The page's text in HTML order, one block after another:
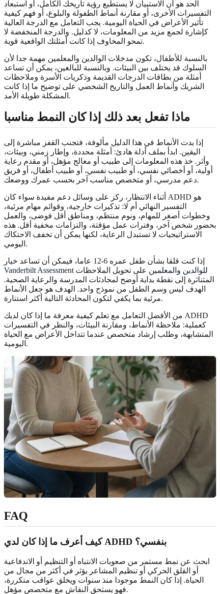
الحد هو أن الاستبيان لا يستطيع رؤية تاريخك الكامل، أو استبعاد
التفسيرات الأخرى، أو مقارنة أنماط الطفولة والبلوغ، أو فهم كيفية
تأثير الأعراض في الحياة اليومية. يجب التعامل مع الدرجة العالية
كإشارة لجمع مزيد من المعلومات، لا كدليل. والدرجة المنخفضة لا
تمحو المخاوف إذا كانت أمثلتك الواقعية قوية.
بالنسبة للأطفال، تكون مدخلات الوالدين والمعلمين مهمة جدا لأن
السلوك قد يختلف بين البيئات. وبالنسبة للبالغين، يمكن أن تساعد
أمثلة من بطاقات الدرجات القديمة وذكريات الأسرة وملاحظات
الشريك وأنماط العمل والتاريخ الشخصي على توضيح ما إذا كانت
المشكلة طويلة الأمد.
ماذا تفعل بعد ذلك إذا كان النمط مناسبا
إذا بدت الأنماط في هذا الدليل مألوفة، فتجنب القفز مباشرة إلى
اليقين. ابدأ بملف أدلة هادئ: أمثلة محددة، وإطار زمني، وبيئات،
وأثر. خذ هذه المعلومات إلى طبيب أو معالج مؤهل، أو مقدم رعاية
أولية، أو أخصائي نفسي، أو طبيب نفسي، أو طبيب أطفال، أو فريق
دعم مدرسي، أو متخصص مناسب آخر بحسب عمرك ووضعك.
أثناء الانتظار، ركز على وسائل دعم مفيدة سواء كان ADHD هو
التفسير النهائي أم لا: تذكيرات خارجية، وقوائم مهام مرئية،
وخطوات أصغر للمهام، ونوم منتظم، ومناطق أقل فوضى، والعمل
بحضور شخص آخر، وفترات عمل مؤقتة، والتزامات مخفية أقل. هذه
الاستراتيجيات لا تستبدل الرعاية، لكنها يمكن أن تخفف الاحتكاك
اليومي.
إذا كنت قلقا بشأن طفل عمره 6-12 عاما، فيمكن أن تساعد
خيار
Vanderbilt Assessment للوالدين والمعلمين على تحويل الملاحظات
المتناثرة إلى نقطة بداية أوضح لمحادثات المدرسة والرعاية الصحية.
الهدف ليس وسم الطفل من نموذج واحد. الهدف هو جعل الأنماط
مرئية بما يكفي لتكون المحادثة التالية أكثر استنارة.
من الأفضل التعامل مع تعلم كيفية معرفة ما إذا كان لديك ADHD
كعملية: ملاحظة الأنماط، ومقارنة البيئات، والنظر في التفسيرات
المتشابهة، وطلب إرشاد متخصص عندما تتداخل الأعراض مع الحياة
اليومية.
FAQ
كيف أعرف ما إذا كان لدي ADHD بنفسي؟
ابحث عن نمط مستمر من صعوبات الانتباه أو التنظيم أو الاندفاعية
أو القلق الحركي أو تنظيم المشاعر يؤثر في أكثر من مجال من
الحياة. إذا كان النمط موجودا منذ سنوات ويخلق عواقب متكررة،
فهو يستحق النقاش مع متخصص مؤهل.